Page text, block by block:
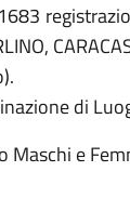
di
e